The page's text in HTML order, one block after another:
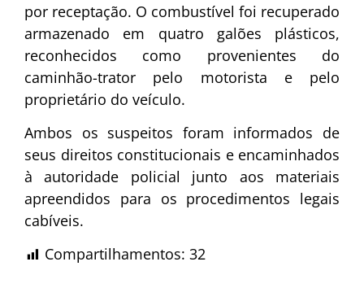
por receptação. O combustível foi recuperado
armazenado em quatro galões plásticos,
reconhecidos como provenientes do
caminhão-trator pelo motorista e pelo
proprietário do veículo.
Ambos os suspeitos foram informados de
seus direitos constitucionais e encaminhados
à autoridade policial junto aos materiais
apreendidos para os procedimentos legais
cabíveis.
Compartilhamentos: 32